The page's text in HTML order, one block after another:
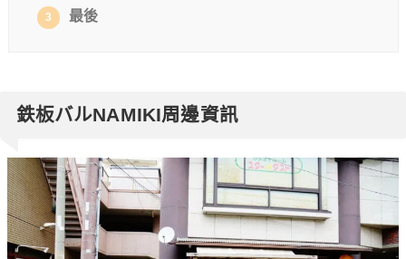
3 最後
鉄板バルNAMIKI周邊資訊